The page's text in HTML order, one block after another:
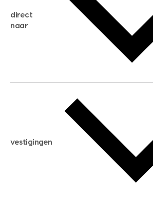
huis verkopen
huis kopen
aankoopadvies
verkoopadvies
hypotheekadvies
direct
naar
hypotheek berekenen
maximale hypotheek berekenen
hypotheek bespaarcheck
gratis zoekprofiel aanmaken
vestigingen